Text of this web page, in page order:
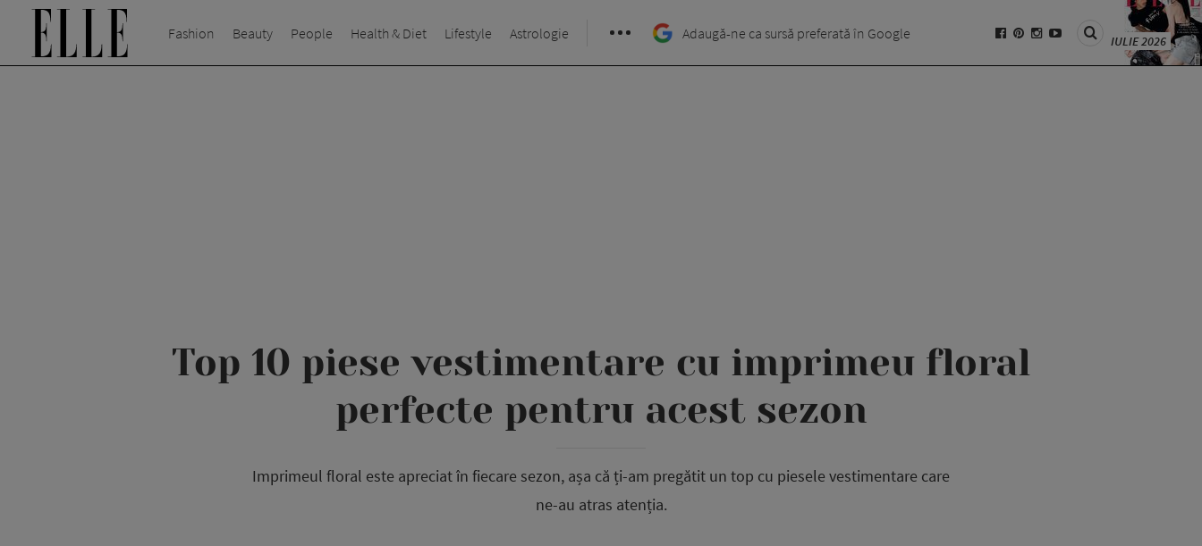
Fashion Beauty People Health & Diet Lifestyle Astrologie Adaugă-ne ca sursă preferată în Google IULIE 2026
Top 10 piese vestimentare cu imprimeu floral
perfecte pentru acest sezon
Imprimeul floral este apreciat în fiecare sezon, așa că ți-am pregătit un top cu piesele vestimentare care
ne-au atras atenția.